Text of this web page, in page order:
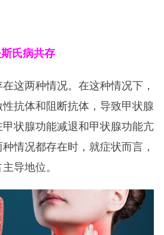
氏病共存
这两种情况。在这种情况下，
抗体和阻断抗体，导致甲状腺
状腺功能减退和甲状腺功能亢
情况都存在时，就症状而言，
导地位。